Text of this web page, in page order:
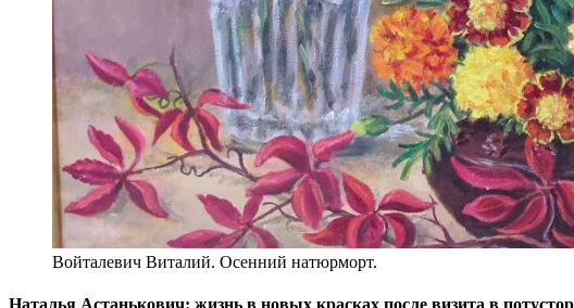
Войталевич Виталий. Осенний натюрморт.